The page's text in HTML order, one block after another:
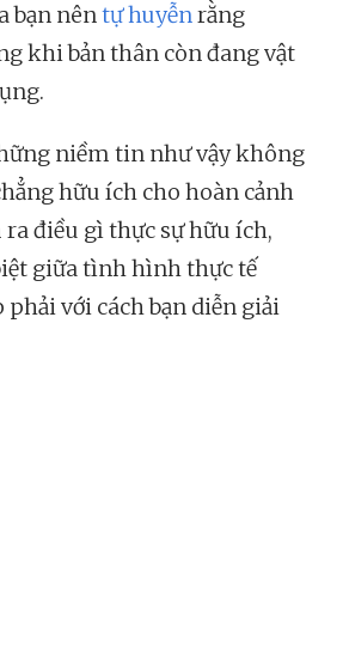
bạn nêntự huyễnrằng
khi bản thân còn đang vật
niềm tin như vậy không
hữu ích cho hoàn cảnh
ra điều gì thực sự hữu ích,
giữa tình hình thực tế
với cách bạn diễn giải